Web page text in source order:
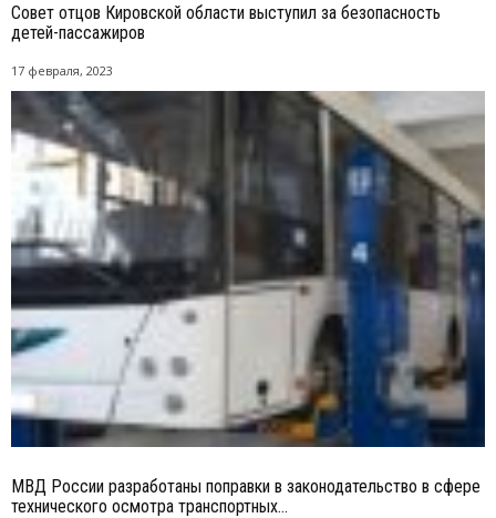
Совет отцов Кировской области выступил за безопасность
детей-пассажиров
17 февраля, 2023
МВД России разработаны поправки в законодательство в сфере
технического осмотра транспортных...